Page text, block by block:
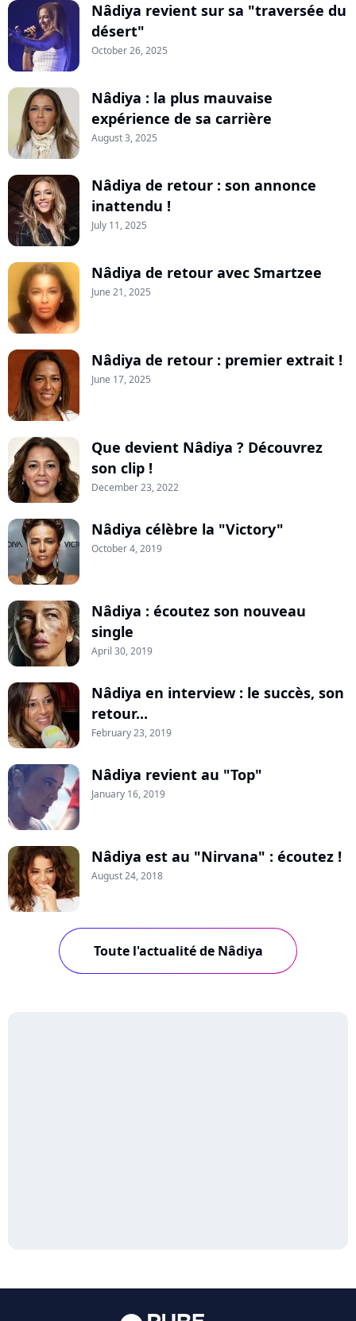
Nâdiya revient sur sa "traversée du
désert"
October 26, 2025
Nâdiya : la plus mauvaise
expérience de sa carrière
August 3, 2025
Nâdiya de retour : son annonce
inattendu !
July 11, 2025
Nâdiya de retour avec Smartzee
June 21, 2025
Nâdiya de retour : premier extrait !
June 17, 2025
Que devient Nâdiya ? Découvrez
son clip !
December 23, 2022
Nâdiya célèbre la "Victory"
October 4, 2019
Nâdiya : écoutez son nouveau
single
April 30, 2019
Nâdiya en interview : le succès, son
retour...
February 23, 2019
Nâdiya revient au "Top"
January 16, 2019
Nâdiya est au "Nirvana" : écoutez !
August 24, 2018
Toute l'actualité de Nâdiya